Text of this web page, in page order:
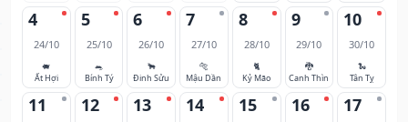
4
24/10
🐖
Ất Hợi
5
25/10
🐀
Bính Tý
6
26/10
🐂
Đinh Sửu
7
27/10
🐅
Mậu Dần
8
28/10
🐈
Kỷ Mão
9
29/10
🐉
Canh Thìn
10
30/10
🐍
Tân Tỵ
11 12 13 14 15 16 17